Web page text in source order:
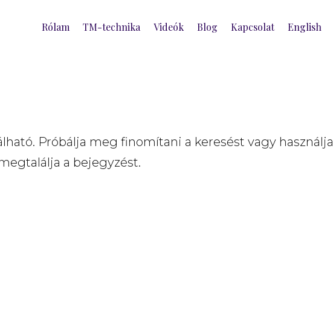
Rólam TM-technika Videók Blog Kapcsolat English
Próbálja meg finomítani a keresést vagy használja
a bejegyzést.